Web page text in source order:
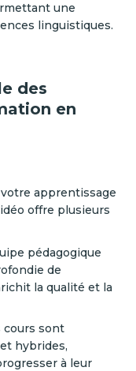
une
linguistiques.
des
en
apprentissage
offre plusieurs
pédagogique
de
la qualité et la
cours sont
hybrides,
à leur